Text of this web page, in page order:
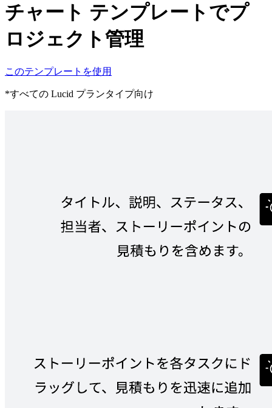
チャート テンプレートでプ
ロジェクト管理
このテンプレートを使用
*すべての Lucid プランタイプ向け